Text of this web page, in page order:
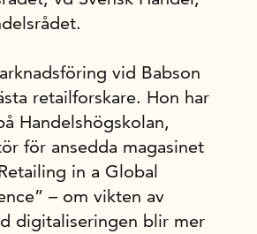
vid Babson
retailforskare. Hon har
Handelshögskolan,
för ansedda magasinet
in a Global
– om vikten av
digitaliseringen blir mer